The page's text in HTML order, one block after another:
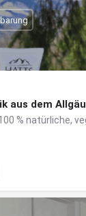
aus dem Allgäu